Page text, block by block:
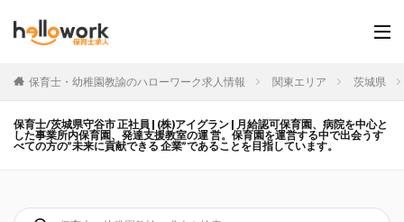
保育士・幼稚園教諭のハローワーク求人情報 関東エリア 茨城県
保育士/茨城県守谷市 正社員 | (株)アイグラン | 月給認可保育園、病院を中心と
した事業所内保育園、発達支援教室の運 営。保育園を運営する中で出会うす
べての方の”未来に貢献できる 企業”であることを目指しています。